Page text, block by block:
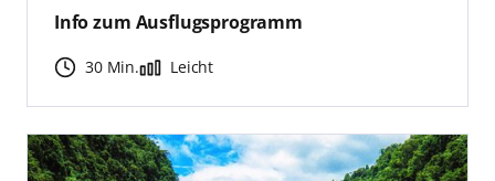
Info zum Ausflugsprogramm
30 Min. Leicht